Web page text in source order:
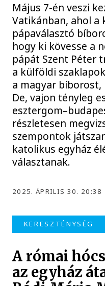
Május 7-én veszi
Vatikánban, ahol a
pápaválasztó
hogy ki kövesse a
pápát Szent Péter
a külföldi
a magyar
De, vajon tényleg
részletesen
szempontok
katolikus egyház
választanak.
2025. ÁPRILIS 30. 20:38
KERESZTÉNYSÉG
A római
az egyház